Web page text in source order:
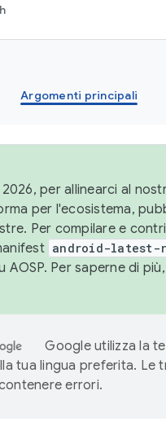
Argomenti principali
per allinearci al
per l'ecosistema,
Per compilare e
android-latest-
AOSP. Per saperne di
Google utilizza la
tua lingua preferita. Le
errori.